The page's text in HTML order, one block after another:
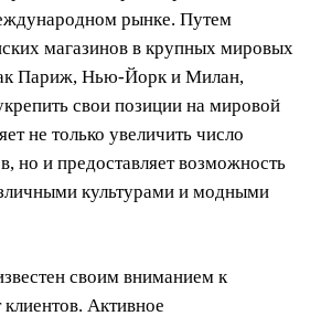
рынке. Путем
магазинов в крупных мировых
Париж, Нью-Йорк и Милан,
свои позиции на мировой
не только увеличить число
но и предоставляет возможность
культурами и модными
своим вниманием к
Активное